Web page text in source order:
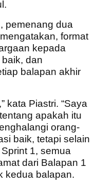
pemenang dua
format
kepada
dan
balapan akhir
kata Piastri. “Saya
apakah itu
orang-
baik, tetapi selain
1, semua
dari Balapan 1
kedua balapan.